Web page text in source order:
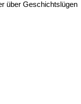
über Geschichtslügen